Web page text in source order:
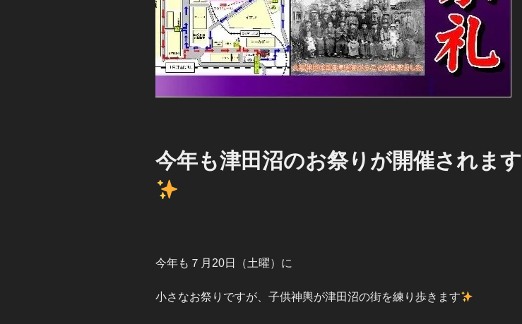
今年も津田沼のお祭りが開催されます
今年も７月20日（土曜）に
小さなお祭りですが、子供神輿が津田沼の街を練り歩きます